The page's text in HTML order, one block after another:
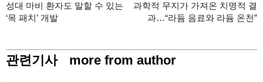
성대 마비 환자도 말할 수 있는
‘목 패치’ 개발
과학적 무지가 가져온 치명적 결
과…“라듐 음료와 라듐 온천”
관련기사 more from author